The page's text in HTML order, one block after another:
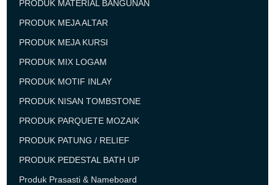
PRODUK MATERIAL BANGUNAN
PRODUK MEJA ALTAR
PRODUK MEJA KURSI
PRODUK MIX LOGAM
PRODUK MOTIF INLAY
PRODUK NISAN TOMBSTONE
PRODUK PARQUETE MOZAIK
PRODUK PATUNG / RELIEF
PRODUK PEDESTAL BATH UP
Produk Prasasti & Nameboard